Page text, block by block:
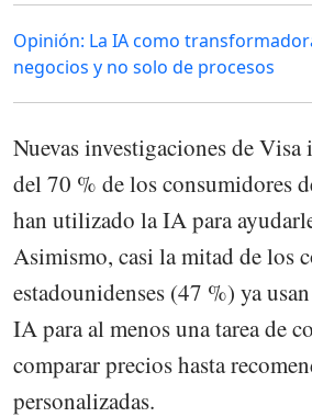
Opinión: La IA como
negocios y no solo de procesos
Nuevas investigaciones de Visa
del 70 % de los consumidores
han utilizado la IA para
Asimismo, casi la mitad de los
estadounidenses (47 %) ya
IA para al menos una tarea de
comparar precios hasta
personalizadas.